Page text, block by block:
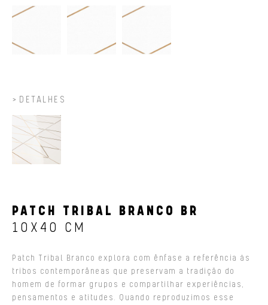
DETALHES
PATCH TRIBAL BRANCO BR
10X40 CM
Patch Tribal Branco explora com ênfase a referência às
tribos contemporâneas que preservam a tradição do
homem de formar grupos e compartilhar experiências,
pensamentos e atitudes. Quando reproduzimos esse